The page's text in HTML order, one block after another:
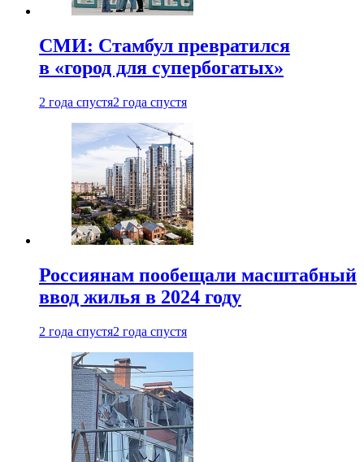
СМИ: Стамбул превратился
в «город для супербогатых»
2 года спустя2 года спустя
Россиянам пообещали масштабный
ввод жилья в 2024 году
2 года спустя2 года спустя